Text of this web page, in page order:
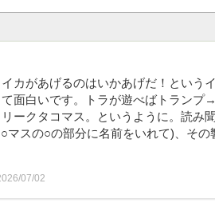
カがあげるのはいかあげだ！という
面白いです。トラが遊べばトランプ
ークタコマス。というように。読み
マスの○の部分に名前をいれて)、その
07/02